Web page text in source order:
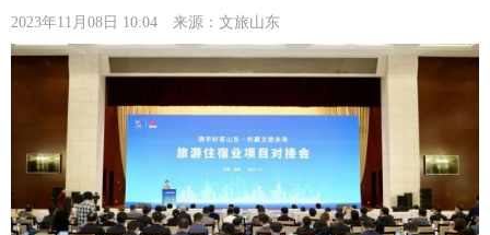
2023年11月08日 10:04 来源：文旅山东